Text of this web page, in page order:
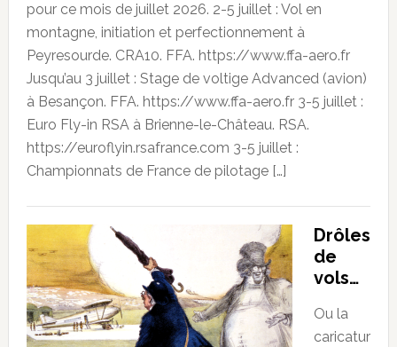
pour ce mois de juillet 2026. 2-5 juillet : Vol en
montagne, initiation et perfectionnement à
Peyresourde. CRA10. FFA. https://www.ffa-aero.fr
Jusqu’au 3 juillet : Stage de voltige Advanced (avion)
à Besançon. FFA. https://www.ffa-aero.fr 3-5 juillet :
Euro Fly-in RSA à Brienne-le-Château. RSA.
https://euroflyin.rsafrance.com 3-5 juillet :
Championnats de France de pilotage […]
Drôles
de
vols…
Ou la
caricatur